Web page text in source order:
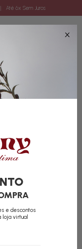
6x Sem Juros
0
e descontos
loja virtual